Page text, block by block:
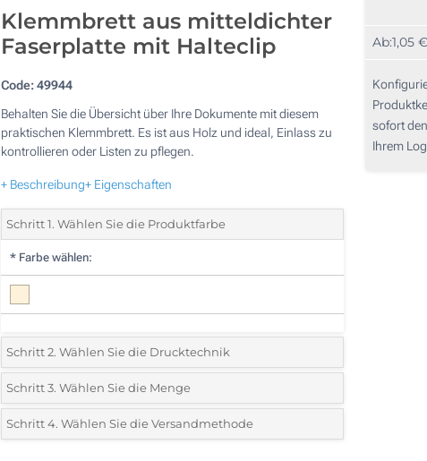
Klemmbrett aus mitteldichter
Faserplatte mit Halteclip
Code:49944
Behalten Sie die Übersicht über Ihre Dokumente mit diesem
praktischen Klemmbrett. Es ist aus Holz und ideal, Einlass zu
kontrollieren oder Listen zu pflegen.
+ Beschreibung+ Eigenschaften
Schritt 1. Wählen Sie die Produktfarbe
* Farbe wählen:
Schritt 2. Wählen Sie die Drucktechnik
*Wählen Sie die Druck- und Farbtechniken für Ihr Logo:
1 Farbig (Auf einer Seite)
Schritt 3. Wählen Sie die Menge
*Bitte wählen Sie Ihre gewünschte Menge
Schritt 4. Wählen Sie die Versandmethode
Ab:1,05 €
sofort
Ihrem